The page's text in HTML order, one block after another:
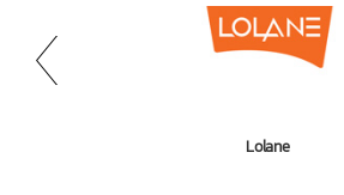
Rare Beauty
KMA
Lolane